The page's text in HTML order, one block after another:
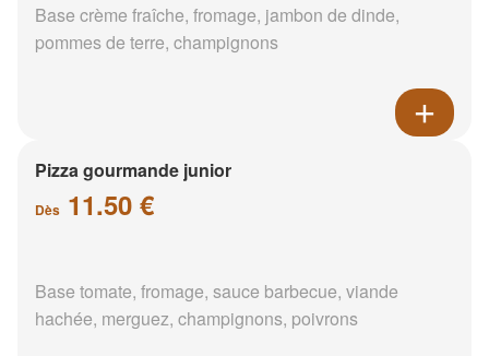
Base crème fraîche, fromage, jambon de dinde,
pommes de terre, champignons
Pizza gourmande junior
Dès 11.50 €
Base tomate, fromage, sauce barbecue, viande
hachée, merguez, champignons, poivrons